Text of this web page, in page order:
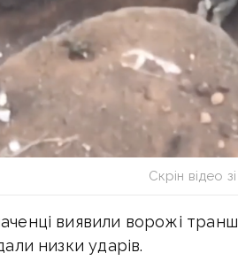
Скрін відео
виявили ворожі
низки ударів.